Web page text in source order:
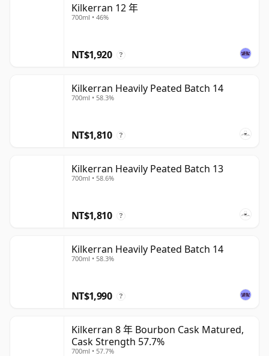
Kilkerran 12 年
700ml • 46%
NT$1,920 ?
Kilkerran Heavily Peated Batch 14
700ml • 58.3%
NT$1,810 ?
Kilkerran Heavily Peated Batch 13
700ml • 58.6%
NT$1,810 ?
Kilkerran Heavily Peated Batch 14
700ml • 58.3%
NT$1,990 ?
Kilkerran 8 年 Bourbon Cask Matured,
Cask Strength 57.7%
700ml • 57.7%